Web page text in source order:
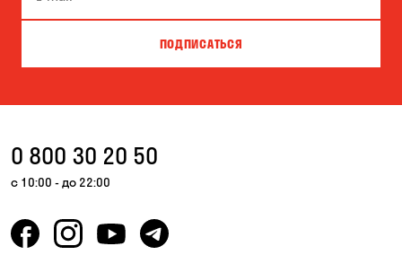
Вита-Почтовая Вишневое
Гостомель
ПОДПИСАТЬСЯ
0 800 30 20 50
с 10:00 - до 22:00